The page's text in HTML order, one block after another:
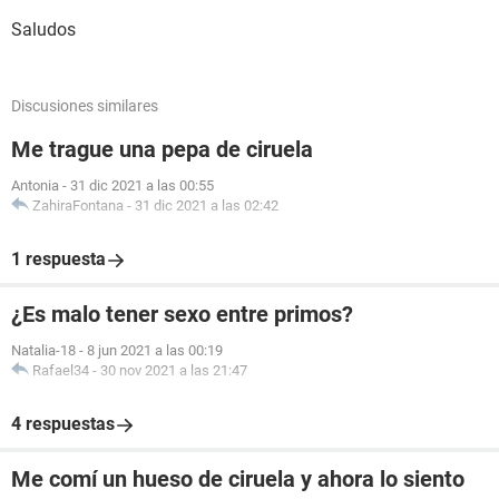
Saludos
Discusiones similares
Me trague una pepa de ciruela
Antonia - 31 dic 2021 a las 00:55
ZahiraFontana - 31 dic 2021 a las 02:42
1 respuesta
¿Es malo tener sexo entre primos?
Natalia-18 - 8 jun 2021 a las 00:19
Rafael34 - 30 nov 2021 a las 21:47
4 respuestas
Me comí un hueso de ciruela y ahora lo siento